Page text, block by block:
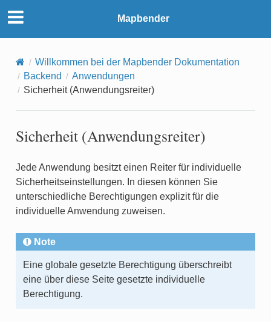
Mapbender
Willkommen bei der Mapbender Dokumentation
Backend
Anwendungen
Sicherheit (Anwendungsreiter)
Sicherheit (Anwendungsreiter)
Jede Anwendung besitzt einen Reiter für individuelle
Sicherheitseinstellungen. In diesen können Sie
unterschiedliche Berechtigungen explizit für die
individuelle Anwendung zuweisen.
Note
Eine globale gesetzte Berechtigung überschreibt
eine über diese Seite gesetzte individuelle
Berechtigung.